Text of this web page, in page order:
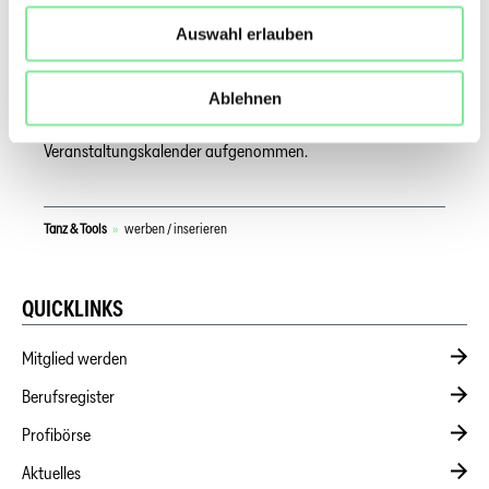
Auswahl erlauben
Ablehnen
werden, wenn es darum geht, bestimmte Themen
aufzugreifen!
Der Newsletter dient nicht der Werbung für einzelne
Tanzproduktionen und Aufführungen - diese werden in den
Veranstaltungskalender aufgenommen.
Tanz & Tools » werben / inserieren
QUICKLINKS
Mitglied werden
Berufsregister
Profibörse
Aktuelles